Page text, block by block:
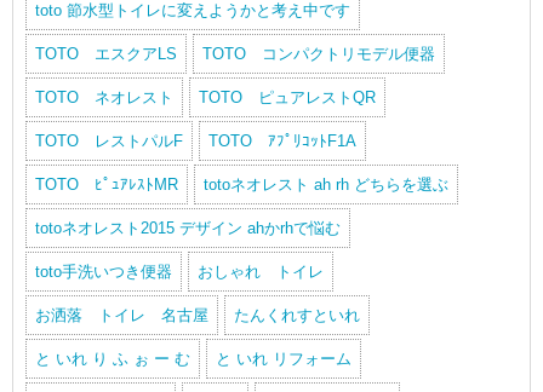
toto 節水型トイレに変えようかと考え中です
TOTO エスクアLS TOTO コンパクトリモデル便器
TOTO ネオレスト TOTO ピュアレストQR
TOTO レストパルF TOTO ｱﾌﾟﾘｺｯﾄF1A
TOTO ﾋﾟｭｱﾚｽﾄMR totoネオレスト ah rh どちらを選ぶ
totoネオレスト2015 デザイン ahかrhで悩む
toto手洗いつき便器 おしゃれ トイレ
お洒落 トイレ 名古屋 たんくれすといれ
と いれ り ふ ぉ ー む と いれ リフォーム